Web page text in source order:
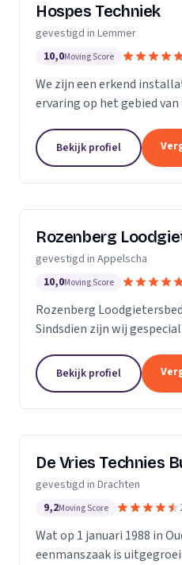
Hospes Techniek
gevestigd in Lemmer
10,0Moving Score
We zijn een erkend
ervaring op het gebied
kwaliteit en duurzaamheid
Bekijk profiel
Rozenberg
gevestigd in Appelscha
10,0Moving Score
Rozenberg
Sindsdien zijn wij
onderscheid zich door
Bekijk profiel
De Vries Technies
gevestigd in Drachten
9,2Moving Score
Wat op 1 januari 1988 in
eenmanszaak is